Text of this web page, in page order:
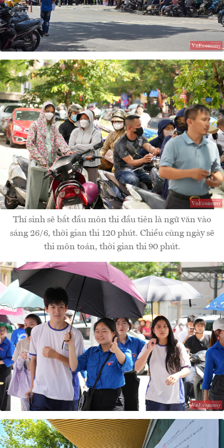
Thí sinh sẽ bắt đầu môn thi đầu tiên là ngữ văn vào
sáng 26/6, thời gian thi 120 phút. Chiều cùng ngày sẽ
thi môn toán, thời gian thi 90 phút.